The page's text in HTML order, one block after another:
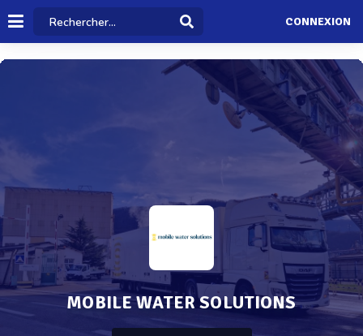
CONNEXION
MOBILE WATER SOLUTIONS